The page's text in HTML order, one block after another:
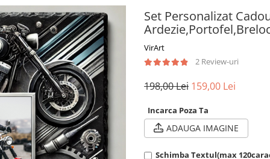
Set Personalizat
VirArt
2 Review-uri
198,00 Lei 159,00 Lei
Incarca Poza Ta
ADAUGA IMAGINE
Schimba Textul(max